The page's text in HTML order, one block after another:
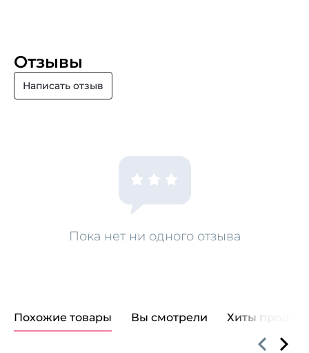
Отзывы
Написать отзыв
Пока нет ни одного отзыва
Похожие товары Вы смотрели Хиты продаж